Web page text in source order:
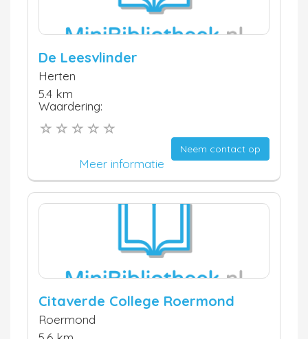
De Leesvlinder
Herten
5.4 km
Waardering:
Neem contact op
Meer informatie
Citaverde College Roermond
Roermond